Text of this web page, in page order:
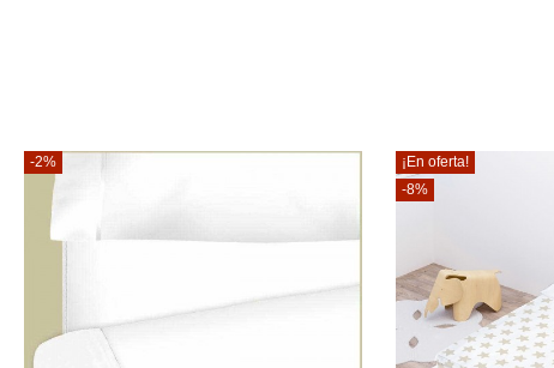
¡En oferta!
-8%
¡En oferta!
-8%